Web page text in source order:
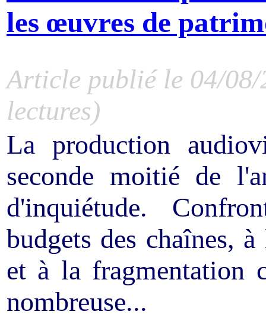
les œuvres de
Article publié le 04/
lectures)
La production
seconde moitié de
d'inquiétude.
budgets des chaînes,
et à la fragmentation
nombreuse...